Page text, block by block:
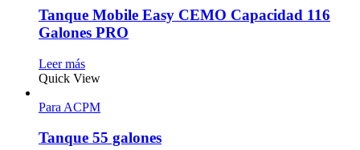
Tanque Mobile Easy CEMO Capacidad 116
Galones PRO
Leer más
Quick View
Para ACPM
Tanque 55 galones